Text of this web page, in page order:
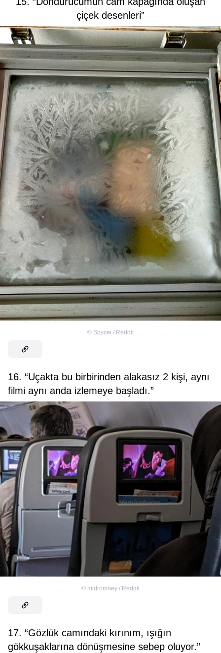
çiçek desenleri”
© Spycei / Reddit
16. “Uçakta bu birbirinden alakasız 2 kişi, aynı
filmi aynı anda izlemeye başladı.”
© midromney / Reddit
17. “Gözlük camındaki kırınım, ışığın
gökkuşaklarına dönüşmesine sebep oluyor.”